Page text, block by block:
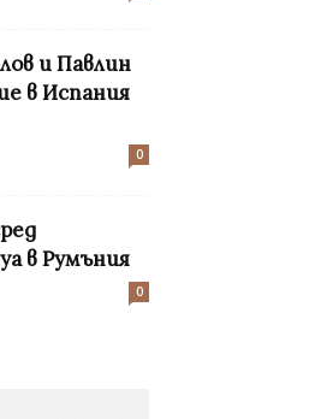
и Павлин
в Испания
0
в Румъния
0